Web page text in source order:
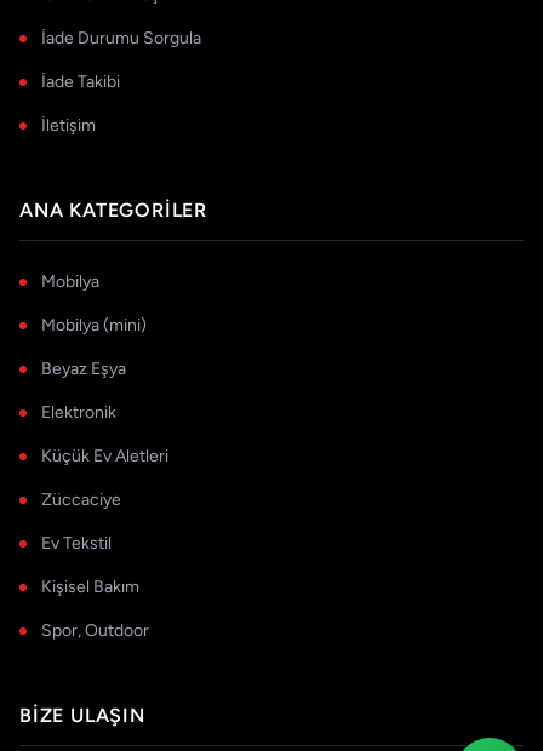
İade Durumu Sorgula
İade Takibi
İletişim
ANA KATEGORILER
Mobilya
Mobilya (mini)
Beyaz Eşya
Elektronik
Küçük Ev Aletleri
Züccaciye
Ev Tekstil
Kişisel Bakım
Spor, Outdoor
BIZE ULAŞIN